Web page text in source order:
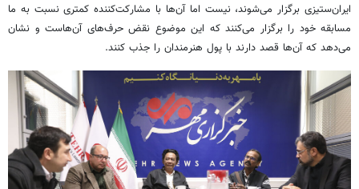
ایران‌ستیزی برگزار می‌شوند، نیست اما آن‌ها با مشارکت‌کننده کمتری نسبت به ما
مسابقه خود را برگزار می‌کنند که این موضوع نقض حرف‌های آن‌هاست و نشان
می‌دهد که آن‌ها قصد دارند با پول هنرمندان را جذب کنند.